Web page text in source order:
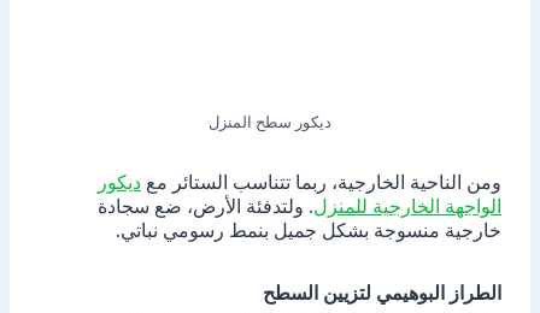
ديكور سطح المنزل
ومن الناحية الخارجية، ربما تتناسب الستائر مع ديكور
الواجهة الخارجية للمنزل. ولتدفئة الأرض، ضع سجادة
خارجية منسوجة بشكل جميل بنمط رسومي نباتي.
الطراز البوهيمي لتزيين السطح